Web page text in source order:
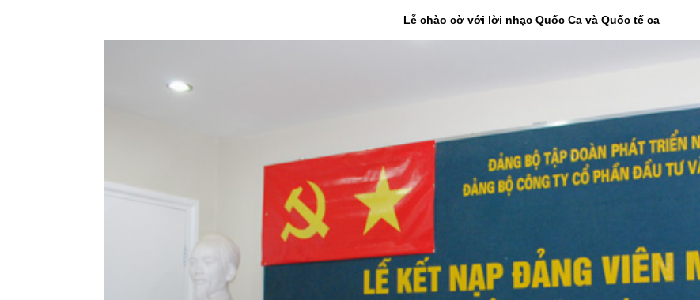
Lễ chào cờ với lời nhạc Quốc Ca và Quốc tế ca